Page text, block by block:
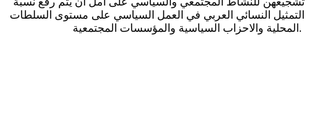
التمثيل النسائي العربي في العمل السياسي على مستوى السلطات
المحلية والاحزاب السياسية والمؤسسات المجتمعية.